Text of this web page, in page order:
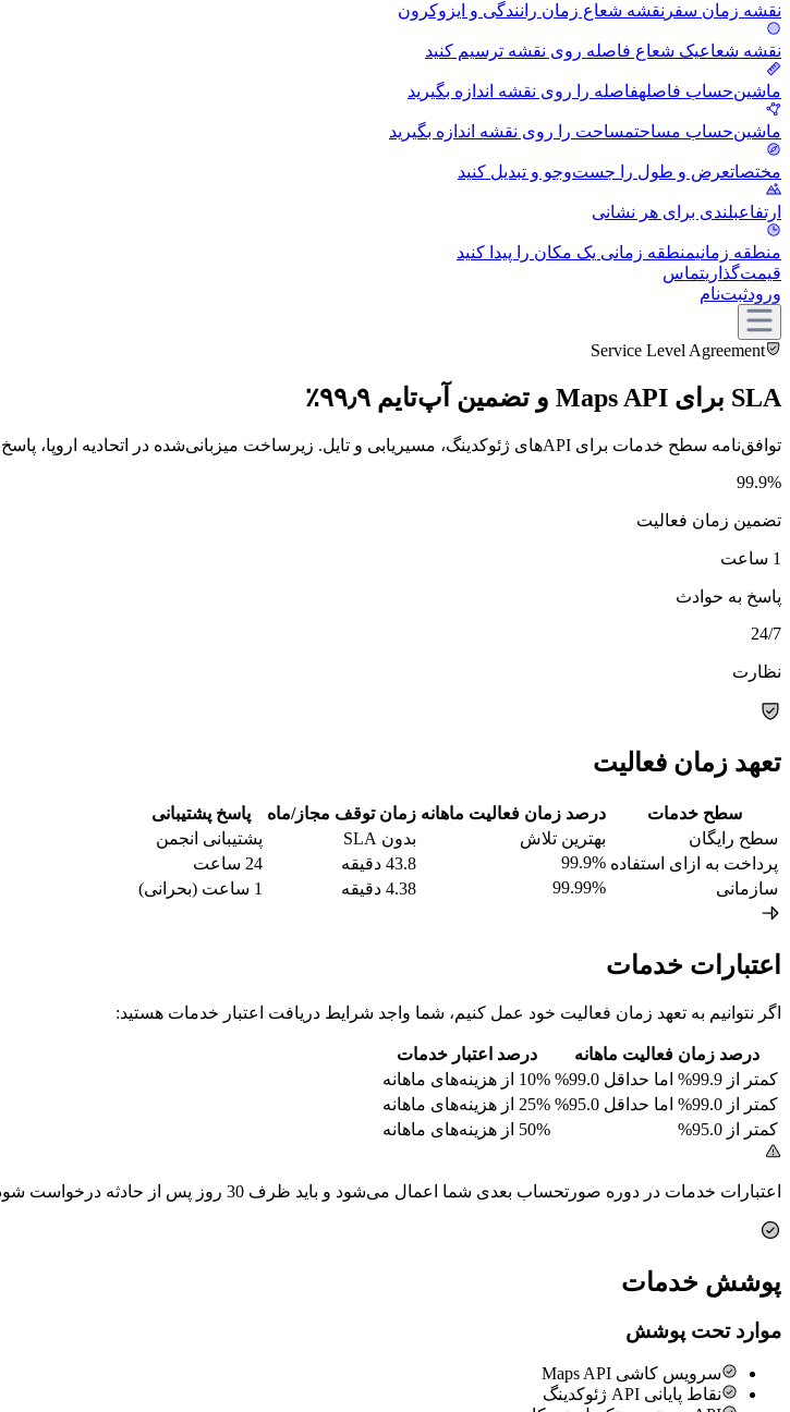
نقشه زمان سفر نقشه شعاع زمان رانندگی و ایزوکرون
نقشه شعاعیک شعاع فاصله روی نقشه ترسیم کنید
ماشین‌حساب فاصلهفاصله را روی نقشه اندازه بگیرید
ماشین‌حساب مساحتمساحت را روی نقشه اندازه بگیرید
مختصاتعرض و طول را جست‌وجو و تبدیل کنید
ارتفاعبلندی برای هر نشانی
منطقه زمانیمنطقه زمانی یک مکان را پیدا کنید
قیمت‌گذاریتماس
ورودثبت‌نام
Service Level Agreement
SLA برای Maps API و تضمین آپ‌تایم ۹۹٫۹٪
توافق‌نامه سطح خدمات برای APIهای ژئوکدینگ، مسیریابی و تایل. زیرساخت میزبانی‌شده در اتحادیه اروپا، پاسخ به حوادث ۲۴ ساعته، و اعتبار سرویس شفاف.
99.9%
تضمین زمان فعالیت
1 ساعت
پاسخ به حوادث
24/7
نظارت
تعهد زمان فعالیت
سطح خدمات درصد زمان فعالیت ماهانه زمان توقف مجاز/ماه
پاسخ پشتیبانی
سطح رایگان
بهترین تلاش بدون SLA
پشتیبانی انجمن
پرداخت به ازای استفاده 99.9% 43.8 دقیقه
24 ساعت
سازمانی
99.99% 4.38 دقیقه 1 ساعت (بحرانی)
اعتبارات خدمات
اگر نتوانیم به تعهد زمان فعالیت خود عمل کنیم، شما واجد شرایط دریافت اعتبار خدمات هستید:
درصد زمان فعالیت ماهانه
درصد اعتبار خدمات
کمتر از 99.9% اما حداقل 99.0%
10% از هزینه‌های ماهانه
کمتر از 99.0% اما حداقل 95.0%
25% از هزینه‌های ماهانه
کمتر از 95.0%
50% از هزینه‌های ماهانه
اعتبارات خدمات در دوره صورتحساب بعدی شما اعمال می‌شود و باید ظرف 30 روز پس از حادثه درخواست شود.
پوشش خدمات
موارد تحت پوشش
سرویس کاشی Maps API
نقاط پایانی API ژئوکدینگ